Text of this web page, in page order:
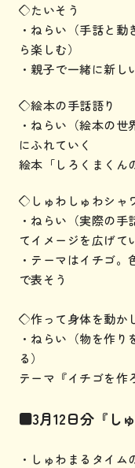
◇たいそう
・ねらい（手話と
ら楽しむ）
・親子で一緒に新し
◇絵本の手話語り
・ねらい（絵本の
にふれていく
絵本「しろくまくん
◇しゅわしゅわシャ
・ねらい（実際の
てイメージを広げて
・テーマはイチゴ
で表そう
◇作って身体を動か
・ねらい（物を作
る）
テーマ『イチゴを作
■3月12日分『し
・しゅわまるタイ